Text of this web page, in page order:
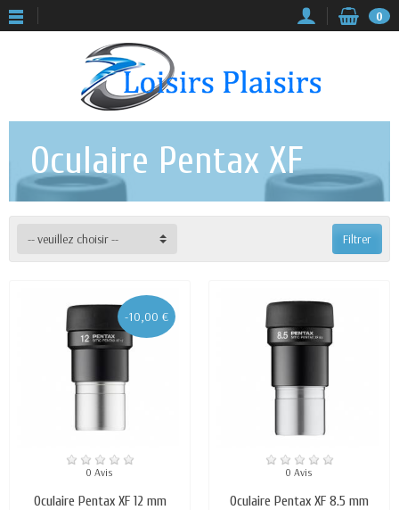
0
Oculaire Pentax XF
Filtrer
-- veuillez choisir --
-10,00 €
0 Avis
Oculaire Pentax XF 12 mm
0 Avis
Oculaire Pentax XF 8.5 mm